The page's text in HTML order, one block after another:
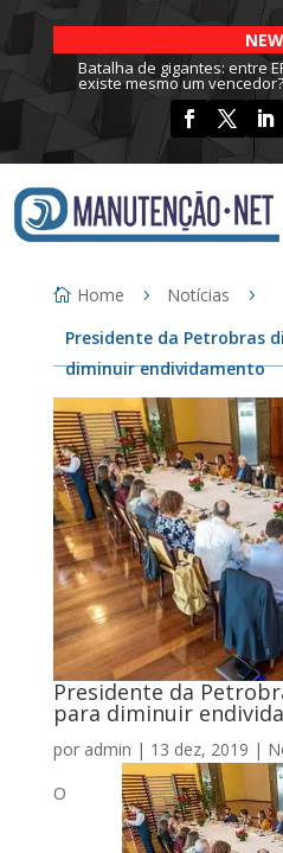
NEW
Batalha de gigantes: entre
existe mesmo um vencedor?
Home
Notícias
Presidente da Petrobras
diminuir endividamento
Presidente da
para diminuir
por admin | 13 dez, 2019 |
O